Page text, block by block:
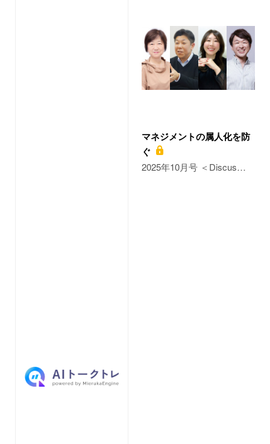
マネジメントの属人化を防
ぐ
2025年10月号 ＜Discus…